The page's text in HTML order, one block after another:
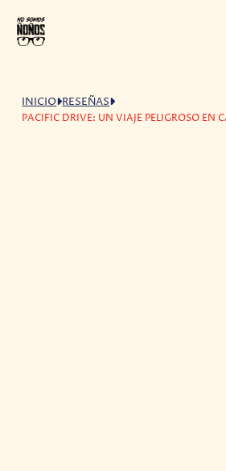
INICIO RESEÑAS
PACIFIC DRIVE: UN VIAJE PELIGROSO EN